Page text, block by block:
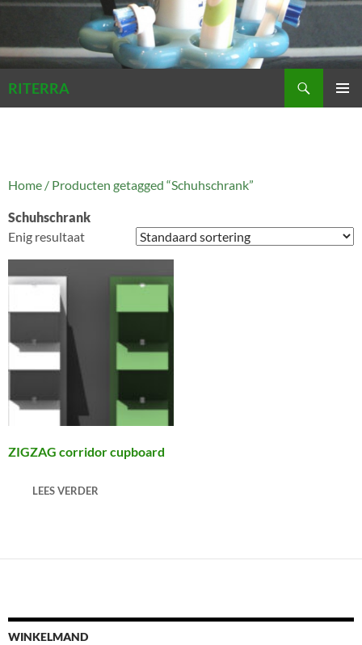
RITERRA
Home / Producten getagged “Schuhschrank”
Schuhschrank
Enig resultaat
ZIGZAG corridor cupboard
LEES VERDER
WINKELMAND